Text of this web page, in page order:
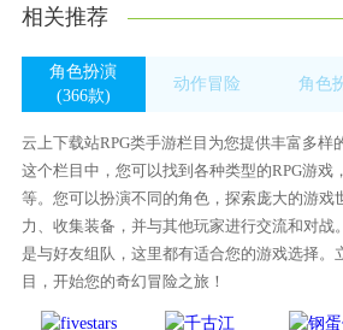
境。
游戏中有许多模式可供选择。
你也可以交朋友和结婚。非常酷的马，
精美的游戏场景和丰富的地图。
先进的机械技术与古老的自然魔法相冲
西方魔幻元素，加上东方经典。
魔法与冒险游戏评测
逼真的游戏画面，加上动感的音乐效果
相关推荐
角色扮演
(366款)
动作冒险
角色
云上下载站RPG类手游栏目为您提供丰富多样
这个栏目中，您可以找到各种类型的RPG游戏
等。您可以扮演不同的角色，探索庞大的游戏
力、收集装备，并与其他玩家进行交流和对战
是与好友组队，这里都有适合您的游戏选择。
目，开始您的奇幻冒险之旅！